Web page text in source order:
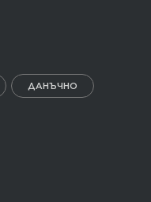
ДАНЪЧНО